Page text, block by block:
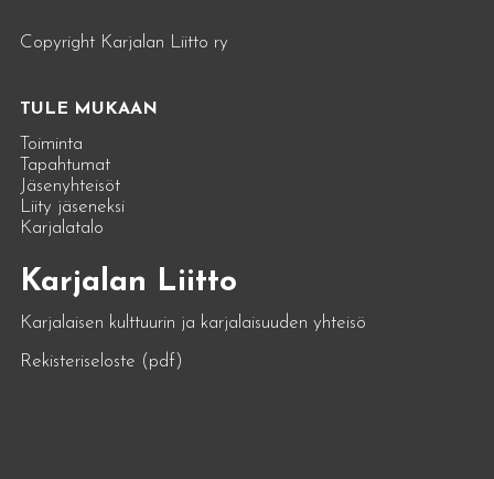
Copyright Karjalan Liitto ry
TULE MUKAAN
Toiminta
Tapahtumat
Jäsenyhteisöt
Liity jäseneksi
Karjalatalo
Karjalan Liitto
Karjalaisen kulttuurin ja karjalaisuuden yhteisö
Rekisteriseloste (pdf)